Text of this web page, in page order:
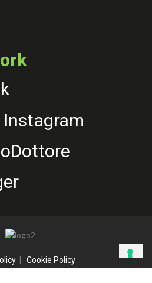
Instagram
| Cookie Policy